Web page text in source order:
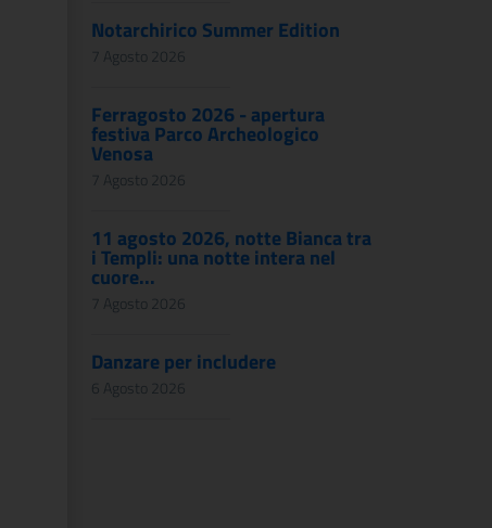
Notarchirico Summer Edition
7 Agosto 2026
Ferragosto 2026 - apertura
festiva Parco Archeologico
Venosa
7 Agosto 2026
11 agosto 2026, notte Bianca tra
i Templi: una notte intera nel
cuore...
7 Agosto 2026
Danzare per includere
6 Agosto 2026